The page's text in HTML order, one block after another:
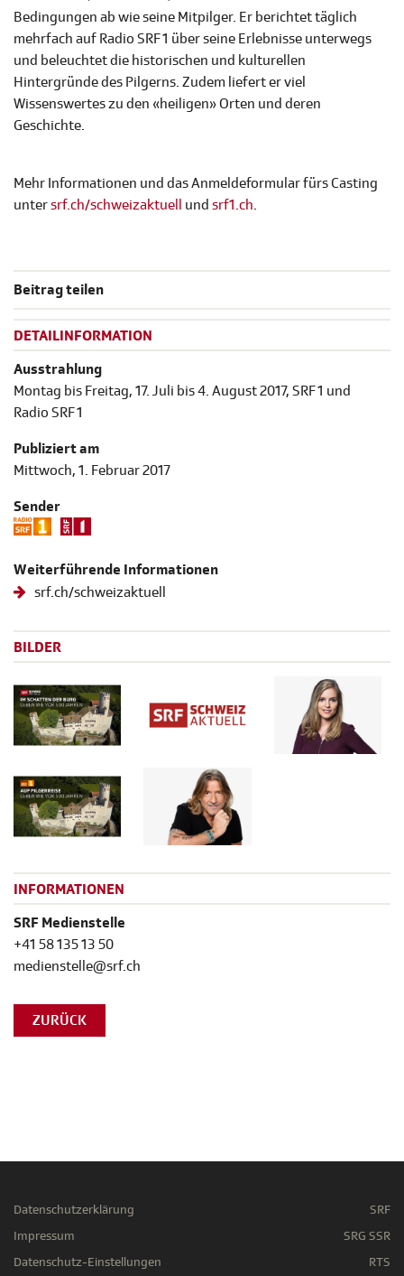
Bedingungen ab wie seine Mitpilger. Er berichtet täglich
mehrfach auf Radio SRF 1 über seine Erlebnisse unterwegs
und beleuchtet die historischen und kulturellen
Hintergründe des Pilgerns. Zudem liefert er viel
Wissenswertes zu den «heiligen» Orten und deren
Geschichte.
Mehr Informationen und das Anmeldeformular fürs Casting
untersrf.ch/schweizaktuell und srf1.ch.
Beitrag teilen
DETAILINFORMATION
Ausstrahlung
Montag bis Freitag, 17. Juli bis 4. August 2017, SRF 1 und
Radio SRF 1
Publiziert am
Mittwoch, 1. Februar 2017
Sender
Weiterführende Informationen
srf.ch/schweizaktuell
BILDER
INFORMATIONEN
SRF Medienstelle
+41 58 135 13 50
medienstelle@srf.ch
ZURÜCK
Datenschutzerklärung
Impressum
Datenschutz-Einstellungen
SRF
SRG SSR
RTS